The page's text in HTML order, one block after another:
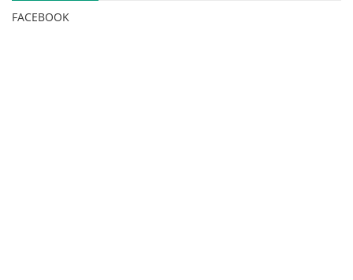
FACEBOOK